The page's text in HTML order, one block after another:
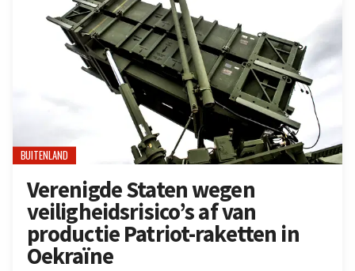
BUITENLAND
Verenigde Staten wegen
veiligheidsrisico’s af van
productie Patriot-raketten in
Oekraïne